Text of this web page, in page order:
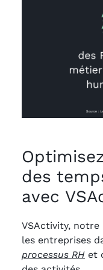
des
avec
VSActivity, notre
les entreprises
processus RH et